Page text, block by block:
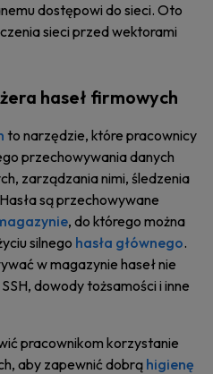
dostępowi do sieci. Oto
sieci przed wektorami
haseł firmowych
to narzędzie, które pracownicy
przechowywania danych
zarządzania nimi, śledzenia
są przechowywane
, do którego można
silnego hasła głównego.
w magazynie haseł nie
dowody tożsamości i inne
pracownikom korzystanie
aby zapewnić dobrą higienę